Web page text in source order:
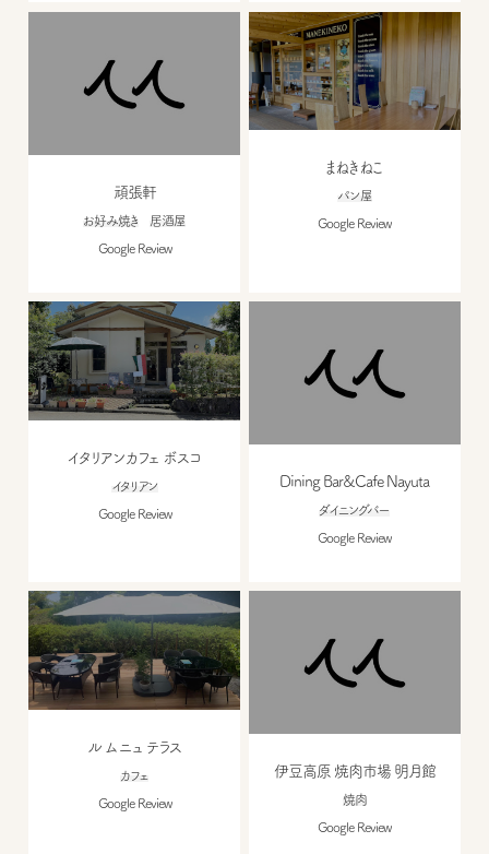
頑張軒
お好み焼き 居酒屋
Google Review
まねきねこ
パン屋
Google Review
イタリアンカフェ ボスコ
イタリアン
Google Review
Dining Bar&Cafe Nayuta
ダイニングバー
Google Review
ル ムニュ テラス
カフェ
Google Review
伊豆高原 焼肉市場 明月館
焼肉
Google Review